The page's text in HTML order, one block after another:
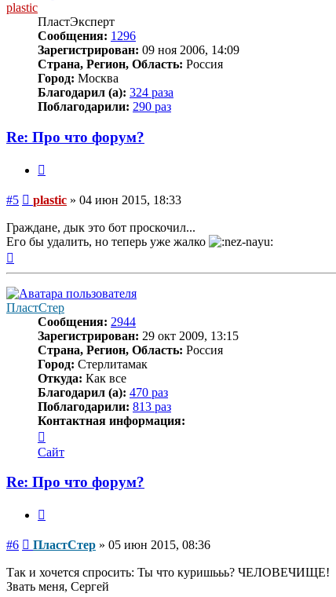
plastic
ПластЭксперт
Сообщения: 1296
Зарегистрирован: 09 ноя 2006, 14:09
Страна, Регион, Область: Россия
Город: Москва
Благодарил (а): 324 раза
Поблагодарили: 290 раз
Re: Про что форум?
#5 Сообщение
plastic » 04 июн 2015, 18:33
Граждане, дык это бот проскочил...
Его бы удалить, но теперь уже жалко
ПластСтер
Сообщения: 2944
Зарегистрирован: 29 окт 2009, 13:15
Страна, Регион, Область: Россия
Город: Стерлитамак
Откуда: Как все
Благодарил (а): 470 раз
Поблагодарили: 813 раз
Контактная информация:
информация
пользователя
ПластСтер
Сайт
Re: Про что форум?
#6 Сообщение
ПластСтер » 05 июн 2015, 08:36
Так и хочется спросить: Ты что куришььь? ЧЕЛОВЕЧИЩЕ!
Звать меня, Сергей